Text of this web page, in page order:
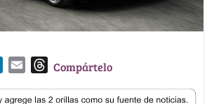
n
a
T
r
Compártelo